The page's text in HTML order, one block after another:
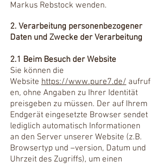
Markus Rebstock wenden.
2. Verarbeitung personenbezogener
Daten und Zwecke der Verarbeitung
2.1 Beim Besuch der Website
Sie können die
Website https://www.pure7.de/ aufruf
en, ohne Angaben zu Ihrer Identität
preisgeben zu müssen. Der auf Ihrem
Endgerät eingesetzte Browser sendet
lediglich automatisch Informationen
an den Server unserer Website (z.B.
Browsertyp und –version, Datum und
Uhrzeit des Zugriffs), um einen